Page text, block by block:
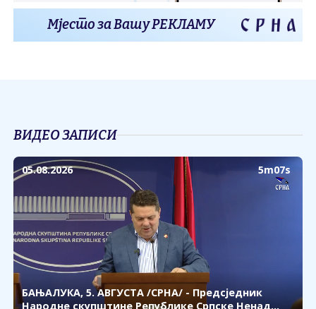
Мјесто за Вашу РЕКЛАМУ
ВИДЕО ЗАПИСИ
05.08.2026 5m07s
БАЊАЛУКА, 5. АВГУСТА /СРНА/ - Предсједник
Народне скупштине Републике Српске Ненад